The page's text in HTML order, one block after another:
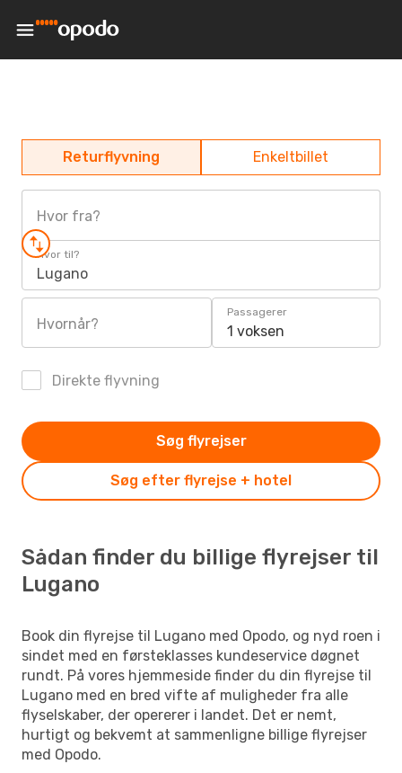
Returflyvning Enkeltbillet
Hvor fra?
Hvor til?
Lugano
Hvornår?
Passagerer
1 voksen
Direkte flyvning
Søg efter flyrejse + hotel
Søg flyrejser
Sådan finder du billige flyrejser til
Lugano
Book din flyrejse til Lugano med Opodo, og nyd roen i
sindet med en førsteklasses kundeservice døgnet
rundt. På vores hjemmeside finder du din flyrejse til
Lugano med en bred vifte af muligheder fra alle
flyselskaber, der opererer i landet. Det er nemt,
hurtigt og bekvemt at sammenligne billige flyrejser
med Opodo.